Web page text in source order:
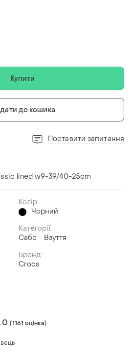
Купити
до кошика
Поставити запитання
lined w9-39/40-25cm
Колір:
Чорний
Категорії:
Сабо
Взуття
Бренд:
Crocs
(1161 оцінка)